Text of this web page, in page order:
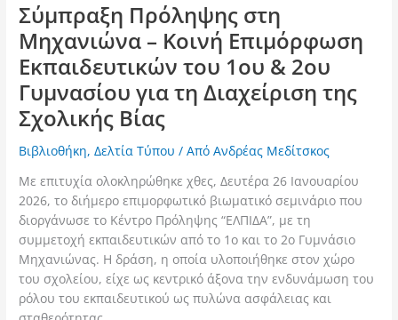
Σύμπραξη Πρόληψης στη
Μηχανιώνα – Κοινή Επιμόρφωση
Εκπαιδευτικών του 1ου & 2ου
Γυμνασίου για τη Διαχείριση της
Σχολικής Βίας
Βιβλιοθήκη,Δελτία Τύπου / ΑπόΑνδρέας Μεδίτσκος
Με επιτυχία ολοκληρώθηκε χθες, Δευτέρα 26 Ιανουαρίου
2026, το διήμερο επιμορφωτικό βιωματικό σεμινάριο που
διοργάνωσε το Κέντρο Πρόληψης “ΕΛΠΙΔΑ”, με τη
συμμετοχή εκπαιδευτικών από το 1ο και το 2ο Γυμνάσιο
Μηχανιώνας. Η δράση, η οποία υλοποιήθηκε στον χώρο
του σχολείου, είχε ως κεντρικό άξονα την ενδυνάμωση του
ρόλου του εκπαιδευτικού ως πυλώνα ασφάλειας και
Διαχείριση
της
Σχολικής
Βίας